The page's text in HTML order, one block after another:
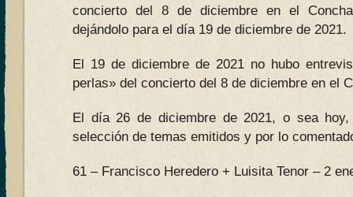
concierto del 8 de diciembre en el
dejándolo para el día 19 de diciembre de 2021.
El 19 de diciembre de 2021 no hubo
perlas» del concierto del 8 de diciembre en el
El día 26 de diciembre de 2021, o sea
selección de temas emitidos y por lo
61 – Francisco Heredero + Luisita Tenor – 2